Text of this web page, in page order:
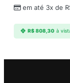
em até 3x de
R$808,30 à